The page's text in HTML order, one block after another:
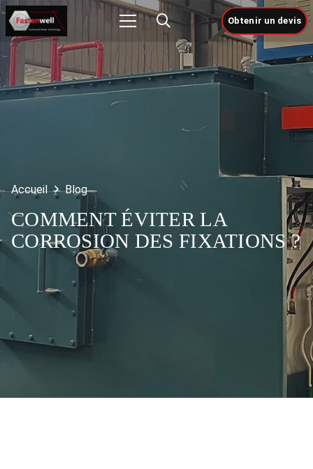
Obtenir un devis
Accueil Blog
COMMENT ÉVITER LA
CORROSION DES FIXATIONS ?